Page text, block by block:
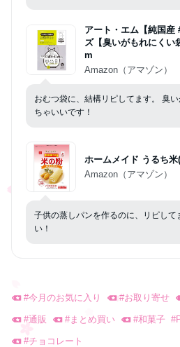
アート・エム【純国産
ズ【臭いがもれにくい
m
Amazon（アマゾン）
おむつ袋に、結構リピしてます。 臭
ちゃいいです！
ホームメイド うるち
Amazon（アマゾン）
子供の蒸しパンを作るのに、リピして
い！
#今月のお気に入り #お取り寄せ
#通販 #まとめ買い #和菓子 #
#チョコレート